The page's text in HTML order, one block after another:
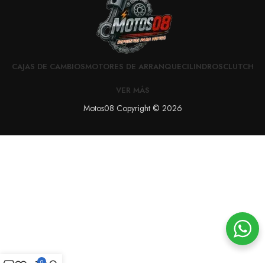
CAJAS DE CAMBIOSMOTORES DE ARRANQUECILINDROSCLUTCH
VER MÁS
Motos08 Copyright © 2026